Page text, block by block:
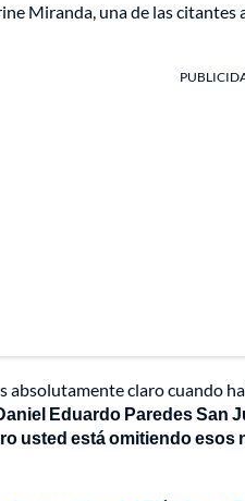
Miranda, una de las
absolutamente claro cuando
Eduardo Paredes San
usted está omitiendo esos